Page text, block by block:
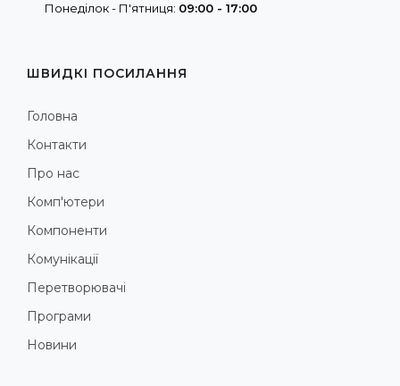
Понеділок - П'ятниця: 09:00 - 17:00
ШВИДКІ ПОСИЛАННЯ
Головна
Контакти
Про нас
Комп'ютери
Компоненти
Комунікації
Перетворювачі
Програми
Новини